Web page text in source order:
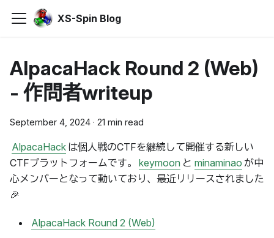
XS-Spin Blog
AlpacaHack Round 2 (Web)
- 作問者writeup
September 4, 2024 · 21 min read
AlpacaHack は個人戦のCTFを継続して開催する新しい
CTFプラットフォームです。
keymoon と minaminao が中
心メンバーとなって動いており、最近リリースされました
🎉
AlpacaHack Round 2 (Web)